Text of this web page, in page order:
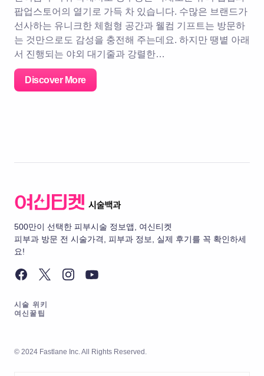
팝업스토어의 열기로 가득 차 있습니다. 수많은 브랜드가
선사하는 유니크한 체험형 공간과 웰컴 기프트는 방문하
는 것만으로도 감성을 충전해 주는데요. 하지만 땡볕 아래
서 진행되는 야외 대기줄과 강렬한…
Discover More
500만이 선택한 피부시술 정보앱, 여신티켓
피부과 방문 전 시술가격, 피부과 정보, 실제 후기를 꼭 확인하세
요!
시술 위키
여신꿀팁
© 2024 Fastlane Inc. All Rights Reserved.